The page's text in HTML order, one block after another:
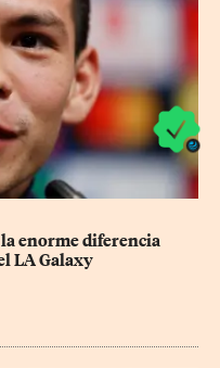
enorme diferencia
LA Galaxy